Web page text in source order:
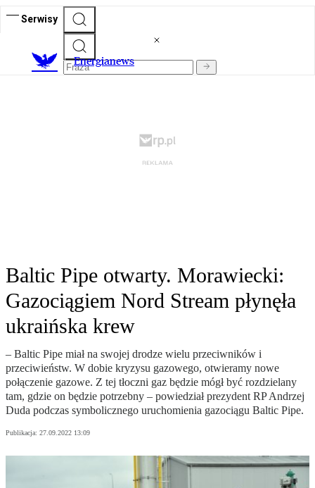
Serwisy
Energianews
Baltic Pipe otwarty. Morawiecki:
Gazociągiem Nord Stream płynęła
ukraińska krew
– Baltic Pipe miał na swojej drodze wielu przeciwników i
przeciwieństw. W dobie kryzysu gazowego, otwieramy nowe
połączenie gazowe. Z tej tłoczni gaz będzie mógł być rozdzielany
tam, gdzie on będzie potrzebny – powiedział prezydent RP Andrzej
Duda podczas symbolicznego uruchomienia gazociągu Baltic Pipe.
Publikacja: 27.09.2022 13:09